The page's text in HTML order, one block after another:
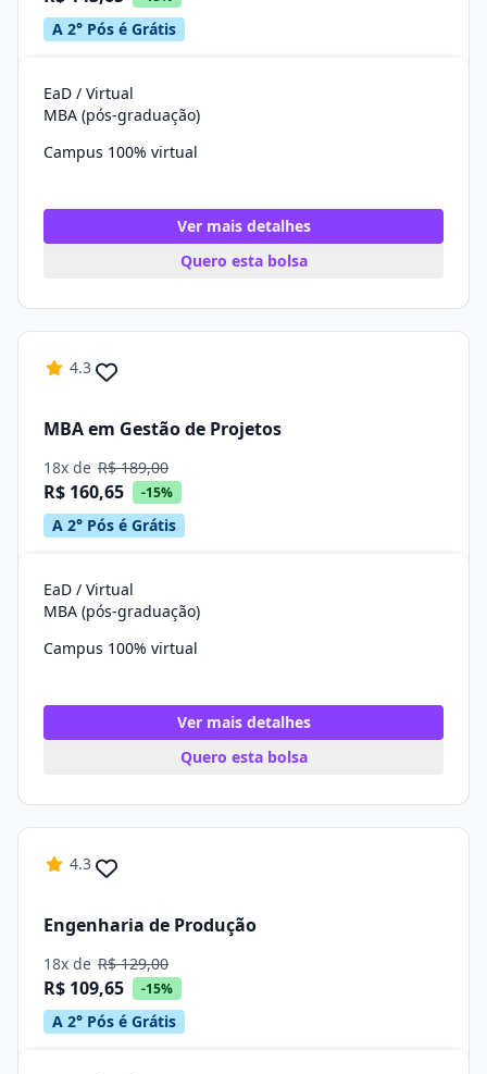
A 2° Pós é Grátis
EaD / Virtual
MBA (pós-graduação)
Campus 100% virtual
Ver mais detalhes
Quero esta bolsa
4.3
MBA em Gestão de Projetos
18x de R$ 189,00
R$ 160,65 -15%
A 2° Pós é Grátis
EaD / Virtual
MBA (pós-graduação)
Campus 100% virtual
Ver mais detalhes
Quero esta bolsa
4.3
Engenharia de Produção
18x de R$ 129,00
R$ 109,65 -15%
A 2° Pós é Grátis